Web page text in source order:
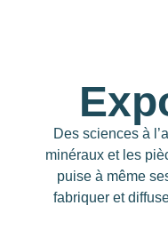
Des sciences à
minéraux et les
puise à même
fabriquer et